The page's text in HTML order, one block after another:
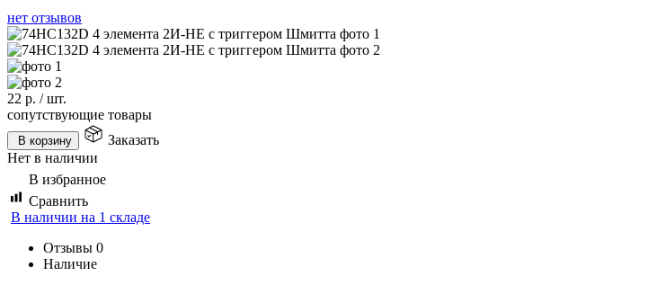
нет отзывов
22 р. /шт.
сопутствующие товары
В корзину
Заказать
Нет в наличии
В избранное
Сравнить
В наличии на 1 складе
Отзывы 0
Наличие